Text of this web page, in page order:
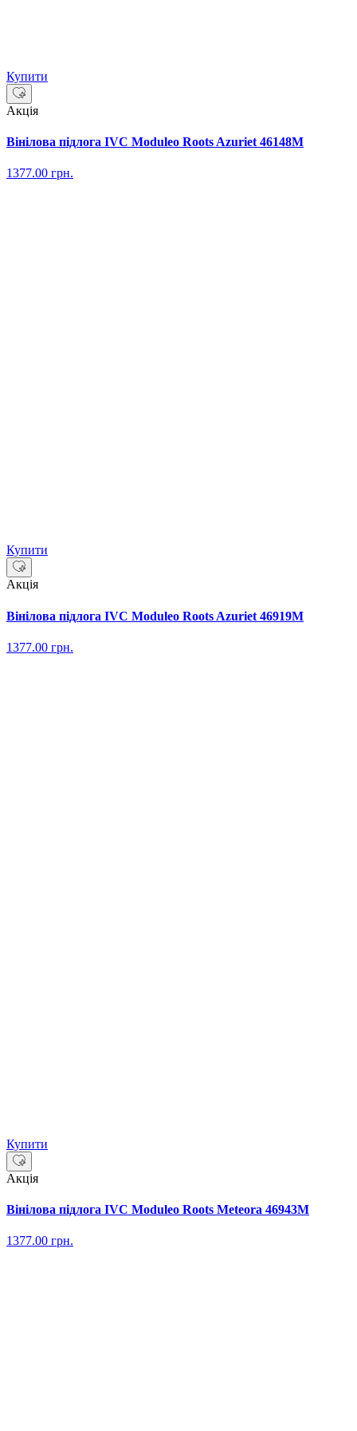
Купити
Акція
Вінілова підлога IVC Moduleo Roots Azuriet 46148M
1377.00 грн.
Купити
Акція
Вінілова підлога IVC Moduleo Roots Azuriet 46919M
1377.00 грн.
Купити
Акція
Вінілова підлога IVC Moduleo Roots Meteora 46943M
1377.00 грн.